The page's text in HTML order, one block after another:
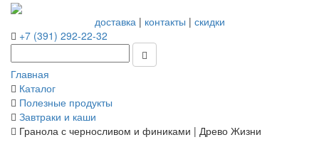
доставка| контакты | скидки
+7 (391) 292-22-32
Главная
Каталог
Полезные продукты
Завтраки и каши
Гранола с черносливом и финиками | Древо Жизни